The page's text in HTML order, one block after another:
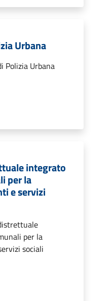
Urbana
Polizia Urbana
integrato
per la
e servizi
per la
sociali